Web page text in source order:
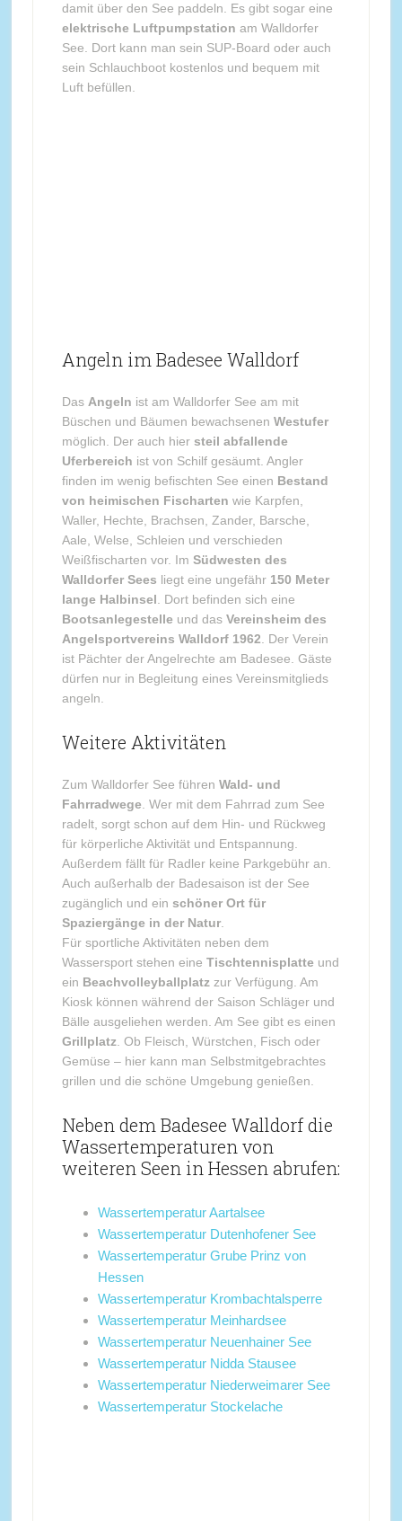
damit über den See paddeln. Es gibt sogar eine
elektrische Luftpumpstation am Walldorfer
See. Dort kann man sein SUP-Board oder auch
sein Schlauchboot kostenlos und bequem mit
Luft befüllen.
Angeln im Badesee Walldorf
Das Angeln ist am Walldorfer See am mit
Büschen und Bäumen bewachsenen Westufer
möglich. Der auch hier steil abfallende
Uferbereich ist von Schilf gesäumt. Angler
finden im wenig befischten See einen Bestand
von heimischen Fischarten wie Karpfen,
Waller, Hechte, Brachsen, Zander, Barsche,
Aale, Welse, Schleien und verschieden
Weißfischarten vor. Im Südwesten des
Walldorfer Sees liegt eine ungefähr 150 Meter
lange Halbinsel . Dort befinden sich eine
Bootsanlegestelle und das Vereinsheim des
Angelsportvereins Walldorf 1962 . Der Verein
ist Pächter der Angelrechte am Badesee. Gäste
dürfen nur in Begleitung eines Vereinsmitglieds
angeln.
Weitere Aktivitäten
Zum Walldorfer See führen Wald- und
Fahrradwege . Wer mit dem Fahrrad zum See
radelt, sorgt schon auf dem Hin- und Rückweg
für körperliche Aktivität und Entspannung.
Außerdem fällt für Radler keine Parkgebühr an.
Auch außerhalb der Badesaison ist der See
zugänglich und ein schöner Ort für
Spaziergänge in der Natur.
Für sportliche Aktivitäten neben dem
Wassersport stehen eine Tischtennisplatte und
ein Beachvolleyballplatz zur Verfügung. Am
Kiosk können während der Saison Schläger und
Bälle ausgeliehen werden. Am See gibt es einen
Grillplatz . Ob Fleisch, Würstchen, Fisch oder
Gemüse – hier kann man Selbstmitgebrachtes
grillen und die schöne Umgebung genießen.
Neben dem Badesee Walldorf die
Wassertemperaturen von
weiteren Seen in Hessen abrufen:
Wassertemperatur Aartalsee
Wassertemperatur Dutenhofener See
Wassertemperatur Grube Prinz von
Hessen
Wassertemperatur Krombachtalsperre
Wassertemperatur Meinhardsee
Wassertemperatur Neuenhainer See
Wassertemperatur Nidda Stausee
Wassertemperatur Niederweimarer See
Wassertemperatur Stockelache